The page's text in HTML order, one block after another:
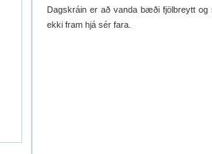
Dagskráin er að vanda bæði fjölbreytt
ekki fram hjá sér fara.